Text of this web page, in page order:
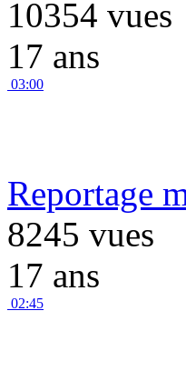
10354 vues
17 ans
03:00
Reportage
8245 vues
17 ans
02:45